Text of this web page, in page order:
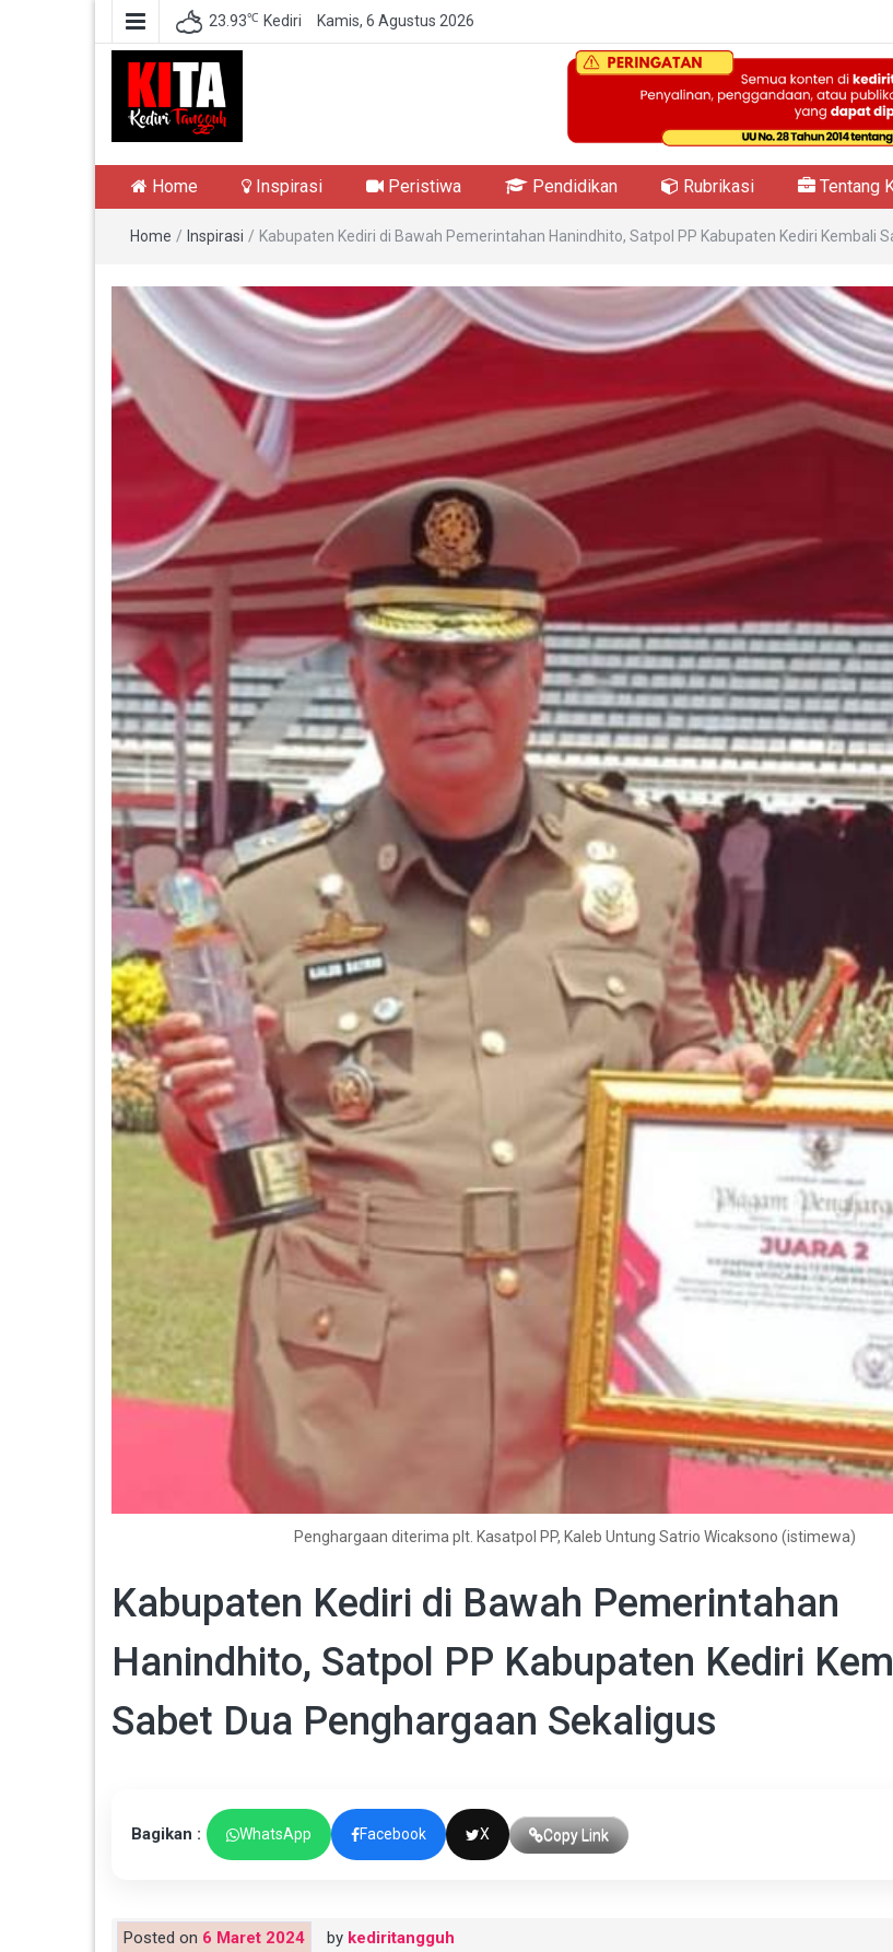
23.93℃ Kediri Kamis, 6 Agustus 2026
Kediri Tangguh
Home Inspirasi Peristiwa Pendidikan Rubrikasi Tentang
Home / Inspirasi / Kabupaten Kediri di Bawah Pemerintahan Hanindhito, Satpol PP Kabupaten Kediri Kembali
Penghargaan diterima plt. Kasatpol PP, Kaleb Untung Satrio Wicaksono (istimewa)
Kabupaten Kediri di Bawah Pemerintahan
Hanindhito, Satpol PP Kabupaten Kediri
Sabet Dua Penghargaan Sekaligus
Bagikan : WhatsApp Facebook X Copy Link
Posted on 6 Maret 2024 by kediritangguh